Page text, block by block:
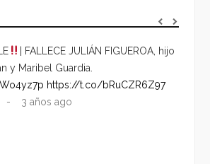
| FALLECE JULIÁN FIGUEROA, hijo
y Maribel Guardia.
https://t.co/bRuCZR6Z97
3 años ago